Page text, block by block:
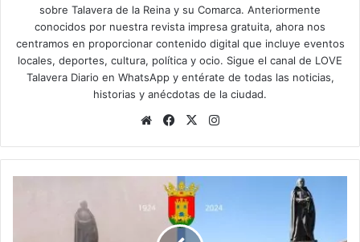
sobre Talavera de la Reina y su Comarca. Anteriormente
conocidos por nuestra revista impresa gratuita, ahora nos
centramos en proporcionar contenido digital que incluye eventos
locales, deportes, cultura, política y ocio. Sigue el canal de LOVE
Talavera Diario en WhatsAppy entérate de todas las noticias,
historias y anécdotas de la ciudad.
Siti
we
b
Fa
bo
ok
X
ra
m